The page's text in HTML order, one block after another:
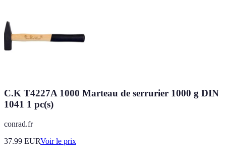
C.K T4227A 1000 Marteau de serrurier 1000 g DIN
1041 1 pc(s)
conrad.fr
37.99 EURVoir le prix